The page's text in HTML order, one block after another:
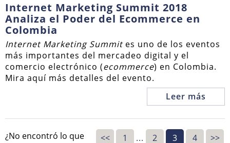
Internet Marketing Summit 2018
Analiza el Poder del Ecommerce en
Colombia
Internet Marketing Summites uno de los eventos
más importantes del mercadeo digital y el
comercio electrónico (ecommerce) en Colombia.
Mira aquí más detalles del evento.
Leer más
<< 1 ... 2 3 4 >>
¿No encontró lo que